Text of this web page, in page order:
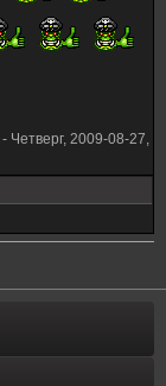
- Четверг, 2009-08-27,